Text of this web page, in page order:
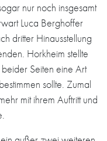
nur noch insgesamt
Luca Berghoffer
dritter Hinausstellung
Horkheim stellte
Seiten eine Art
sollte. Zumal
mit ihrem Auftritt und